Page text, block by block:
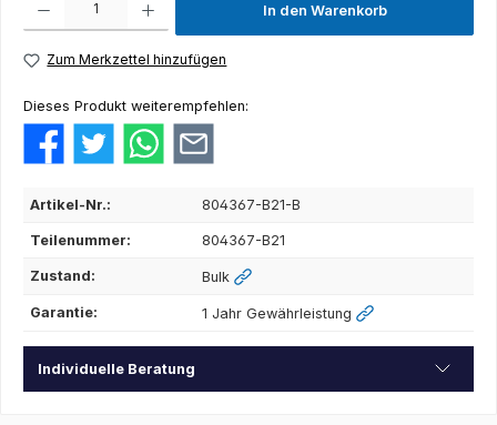
In den Warenkorb
Zum Merkzettel hinzufügen
Dieses Produkt weiterempfehlen:
Artikel-Nr.: 804367-B21-B
Teilenummer: 804367-B21
Zustand: Bulk
Garantie: 1 Jahr Gewährleistung
Individuelle Beratung